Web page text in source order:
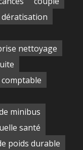
dératisation
nettoyage
minibus
santé
poids durable